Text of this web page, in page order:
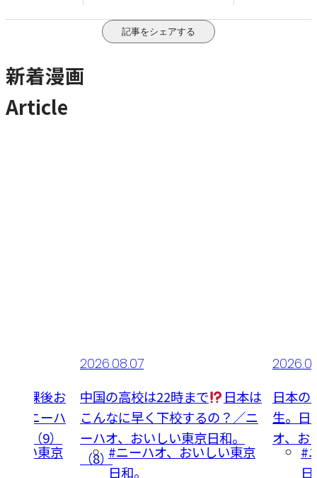
記事をシェアする
新着漫画
Article
放課後お
／ニーハ
。 （9）
しい東京
2026.08.07
中国の高校は22時まで
日本は
こんなに早く下校するの？／ニ
ーハオ、おいしい東京日和。
（8）#ニーハオ、おいしい東京
日和。
日本の
生。日
オ、お
#